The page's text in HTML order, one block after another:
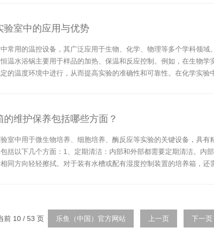
验室中的应用与优势
常用的温控设备，其广泛应用于生物、化学、物理等多个学科领
温水浴锅主要用于样品的加热、保温和反应控制。例如，在生物
的温度环境中进行，从而提高实验的准确性和可靠性。在化学实
维护保养包括哪些方面？
室中用于微生物培养、细胞培养、酶反应等实验的关键设备，具
括以下几个方面：1、定期清洁：内部和外部都需要定期清洁。
同方向轻轻擦拭。对于装有水槽或配有湿度控制装置的培养箱，
前 10 / 53 页 乐鱼（中国）官方网站 上一页 下一页